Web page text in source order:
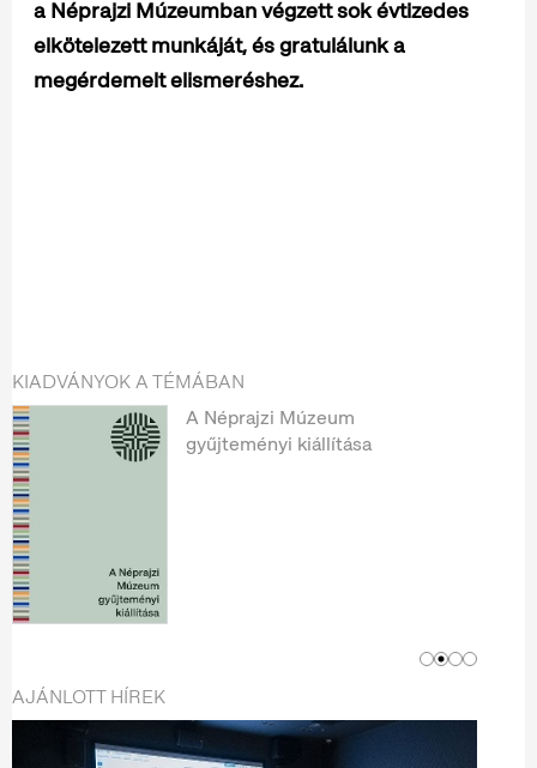
a Néprajzi Múzeumban végzett sok évtizedes
elkötelezett munkáját, és gratulálunk a
megérdemelt elismeréshez.
KIADVÁNYOK A TÉMÁBAN
A Néprajzi Múzeum
gyűjteményi kiállítása
AJÁNLOTT HÍREK